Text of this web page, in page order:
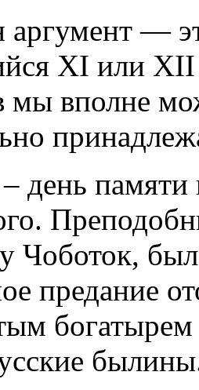
—
XI или XII
мы вполне
– день
Чоботок,
предание